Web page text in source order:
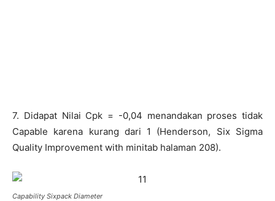
7. Didapat Nilai Cpk = -0,04 menandakan proses tidak
Capable karena kurang dari 1 (Henderson, Six Sigma
Quality Improvement with minitab halaman 208).
Capability Sixpack Diameter